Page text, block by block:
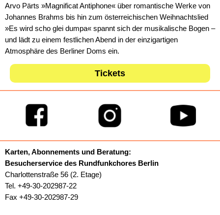
Arvo Pärts »Magnificat Antiphone« über romantische Werke von
Johannes Brahms bis hin zum österreichischen Weihnachtslied
»Es wird scho glei dumpa« spannt sich der musikalische Bogen –
und lädt zu einem festlichen Abend in der einzigartigen
Atmosphäre des Berliner Doms ein.
Tickets
Karten, Abonnements und Beratung:
Besucherservice des Rundfunkchores Berlin
Charlottenstraße 56 (2. Etage)
Tel. +49-30-202987-22
Fax +49-30-202987-29